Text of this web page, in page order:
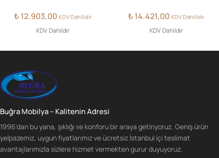
₺12.903,00 KDV Dahilldir
KDV Dahildir
₺14.421,00 KDV Dahilldir
KDV Dahildir
Buğra Mobilya – Kalitenin Adresi
1996'dan bu yana, şıklığı ve konforu bir araya getiriyoruz. Geniş ürün
yelpazemiz, uygun fiyatlarımız ve ücretsiz İstanbul içi teslimat
avantajlarımızla sizlere hizmet vermekten gurur duyuyoruz.